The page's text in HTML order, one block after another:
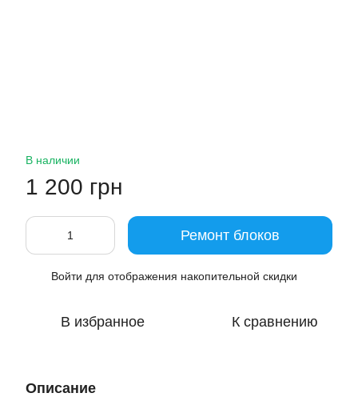
В наличии
1 200 грн
Ремонт блоков
Войти для отображения накопительной скидки
В избранное К сравнению
Описание